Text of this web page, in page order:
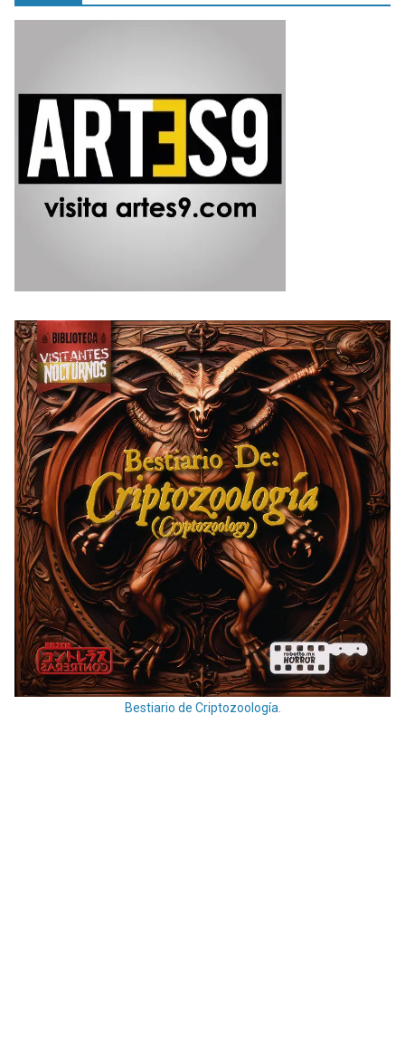
Bestiario de Criptozoología.